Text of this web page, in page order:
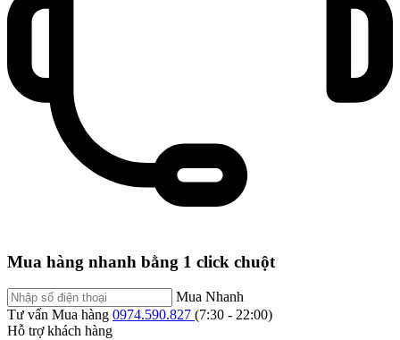
Mua hàng nhanh bằng 1 click chuột
Mua Nhanh
Tư vấn Mua hàng 0974.590.827 (7:30 - 22:00)
Hỗ trợ khách hàng